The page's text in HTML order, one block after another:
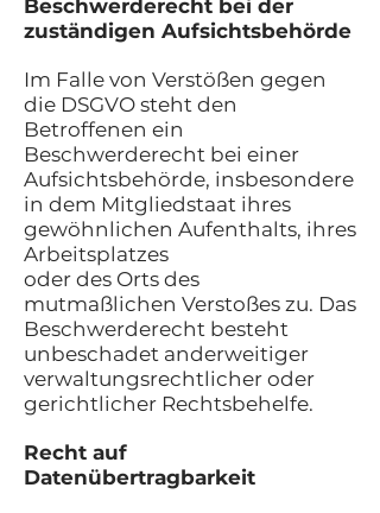
Beschwerderecht bei der
zuständigen Aufsichtsbehörde
Im Falle von Verstößen gegen
die DSGVO steht den
Betroffenen ein
Beschwerderecht bei einer
Aufsichtsbehörde, insbesondere
in dem Mitgliedstaat ihres
gewöhnlichen Aufenthalts, ihres
Arbeitsplatzes
oder des Orts des
mutmaßlichen Verstoßes zu. Das
Beschwerderecht besteht
unbeschadet anderweitiger
verwaltungsrechtlicher oder
gerichtlicher Rechtsbehelfe.
Recht auf
Datenübertragbarkeit